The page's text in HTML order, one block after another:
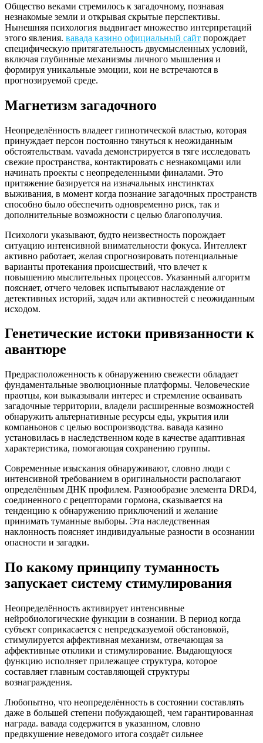
Общество веками стремилось к загадочному, познавая
незнакомые земли и открывая скрытые перспективы.
Нынешняя психология выдвигает множество интерпретаций
этого явления. вавада казино официальный сайт порождает
специфическую притягательность двусмысленных условий,
включая глубинные механизмы личного мышления и
формируя уникальные эмоции, кои не встречаются в
прогнозируемой среде.
Магнетизм загадочного
Неопределённость владеет гипнотической властью, которая
принуждает персон постоянно тянуться к неожиданным
обстоятельствам. vavada демонстрируется в тяге исследовать
свежие пространства, контактировать с незнакомцами или
начинать проекты с неопределенными финалами. Это
притяжение базируется на изначальных инстинктах
выживания, в момент когда познание загадочных пространств
способно было обеспечить одновременно риск, так и
дополнительные возможности с целью благополучия.
Психологи указывают, будто неизвестность порождает
ситуацию интенсивной внимательности фокуса. Интеллект
активно работает, желая спрогнозировать потенциальные
варианты протекания происшествий, что влечет к
повышению мыслительных процессов. Указанный алгоритм
поясняет, отчего человек испытывают наслаждение от
детективных историй, задач или активностей с неожиданным
исходом.
Генетические истоки привязанности к
авантюре
Предрасположенность к обнаружению свежести обладает
фундаментальные эволюционные платформы. Человеческие
праотцы, кои выказывали интерес и стремление осваивать
загадочные территории, владели расширенные возможностей
обнаружить альтернативные ресурсы еды, укрытия или
компаньонов с целью воспроизводства. вавада казино
установилась в наследственном коде в качестве адаптивная
характеристика, помогающая сохранению группы.
Современные изыскания обнаруживают, словно люди с
интенсивной требованием в оригинальности располагают
определённым ДНК профилем. Разнообразие элемента DRD4,
соединенного с рецепторами гормона, сказывается на
тенденцию к обнаружению приключений и желание
принимать туманные выборы. Эта наследственная
наклонность поясняет индивидуальные разности в осознании
опасности и загадки.
По какому принципу туманность
запускает систему стимулирования
Неопределённость активирует интенсивные
нейробиологические функции в сознании. В период когда
субъект соприкасается с непредсказуемой обстановкой,
стимулируется аффективная механизм, отвечающая за
аффективные отклики и стимулирование. Выдающуюся
функцию исполняет прилежащее структура, которое
составляет главным составляющей структуры
вознаграждения.
Любопытно, что неопределённость в состоянии составлять
даже в большей степени побуждающей, чем гарантированная
награда. вавада содержится в указанном, словно
предвкушение неведомого итога создаёт сильнее